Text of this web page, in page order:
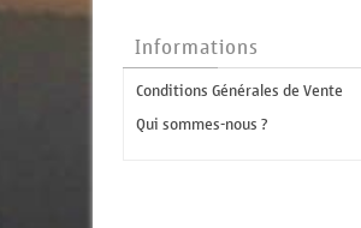
Informations
Conditions Générales de Vente
Qui sommes-nous ?